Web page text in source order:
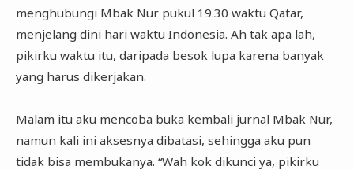
menghubungi Mbak Nur pukul 19.30 waktu Qatar,
menjelang dini hari waktu Indonesia. Ah tak apa lah,
pikirku waktu itu, daripada besok lupa karena banyak
yang harus dikerjakan.
Malam itu aku mencoba buka kembali jurnal Mbak Nur,
namun kali ini aksesnya dibatasi, sehingga aku pun
tidak bisa membukanya. “Wah kok dikunci ya, pikirku